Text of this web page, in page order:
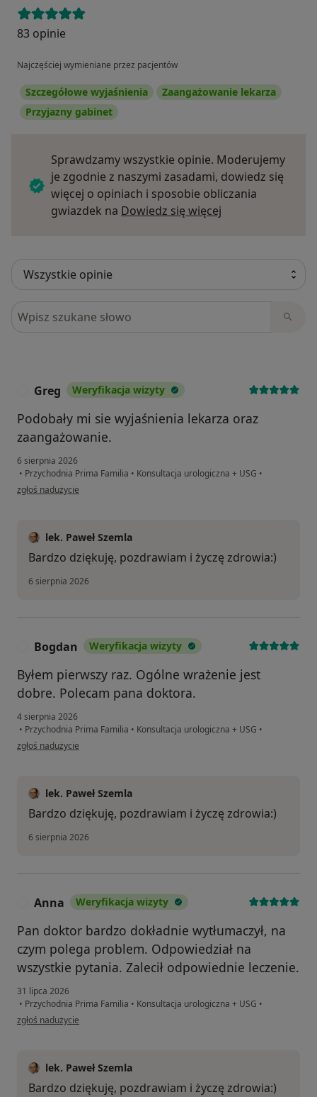
83 opinie
Najczęściej wymieniane przez pacjentów
Szczegółowe wyjaśnienia
Zaangażowanie lekarza
Przyjazny gabinet
Sprawdzamy wszystkie opinie. Moderujemy
je zgodnie z naszymi zasadami, dowiedz się
więcej o opiniach i sposobie obliczania
gwiazdek na Dowiedz się więcej
Szukaj w opiniach
Greg Weryfikacja wizyty
Podobały mi sie wyjaśnienia lekarza oraz
zaangażowanie.
6 sierpnia 2026
• Przychodnia Prima Familia • Konsultacja urologiczna + USG •
w opinii użytkownika Greg
zgłoś nadużycie
lek. Paweł Szemla
Bardzo dziękuję, pozdrawiam i życzę zdrowia:)
6 sierpnia 2026
Bogdan Weryfikacja wizyty
Byłem pierwszy raz. Ogólne wrażenie jest
dobre. Polecam pana doktora.
4 sierpnia 2026
• Przychodnia Prima Familia • Konsultacja urologiczna + USG •
w opinii użytkownika Bogdan
zgłoś nadużycie
lek. Paweł Szemla
Bardzo dziękuję, pozdrawiam i życzę zdrowia:)
6 sierpnia 2026
Anna Weryfikacja wizyty
Pan doktor bardzo dokładnie wytłumaczył, na
czym polega problem. Odpowiedział na
wszystkie pytania. Zalecił odpowiednie leczenie.
31 lipca 2026
• Przychodnia Prima Familia • Konsultacja urologiczna + USG •
w opinii użytkownika Anna
zgłoś nadużycie
lek. Paweł Szemla
Bardzo dziękuję, pozdrawiam i życzę zdrowia:)